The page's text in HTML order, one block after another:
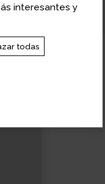
interesantes y
todas